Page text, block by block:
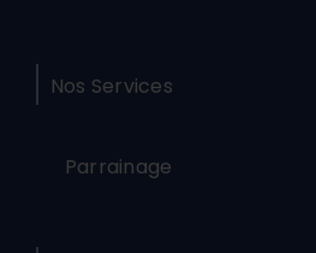
Nos Services
Parrainage